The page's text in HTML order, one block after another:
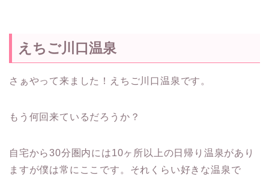
えちご川口温泉
さぁやって来ました！えちご川口温泉です。
もう何回来ているだろうか？
自宅から30分圏内には10ヶ所以上の日帰り温泉があり
ますが僕は常にここです。それくらい好きな温泉で